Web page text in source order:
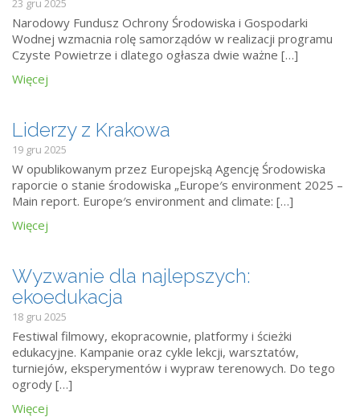
23 gru 2025
Narodowy Fundusz Ochrony Środowiska i Gospodarki
Wodnej wzmacnia rolę samorządów w realizacji programu
Czyste Powietrze i dlatego ogłasza dwie ważne […]
Więcej
Liderzy z Krakowa
19 gru 2025
W opublikowanym przez Europejską Agencję Środowiska
raporcie o stanie środowiska „Europe′s environment 2025 –
Main report. Europe′s environment and climate: […]
Więcej
Wyzwanie dla najlepszych:
ekoedukacja
18 gru 2025
Festiwal filmowy, ekopracownie, platformy i ścieżki
edukacyjne. Kampanie oraz cykle lekcji, warsztatów,
turniejów, eksperymentów i wypraw terenowych. Do tego
ogrody […]
Więcej